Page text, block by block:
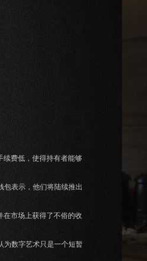
续费低，使得持有者能够
包表示，他们将陆续推出
在市场上获得了不俗的收
为数字艺术只是一个短暂